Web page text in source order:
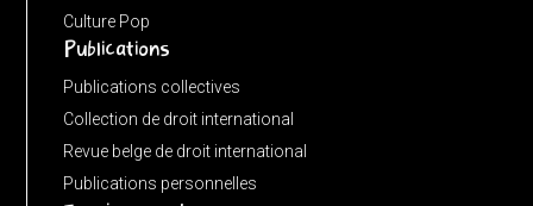
URL(input,
window.location.href);
u.pathname.toLowerCase().replace(/\/+$/,
Culture Pop
Publications
Publications collectives
Collection de droit international
Revue belge de droit international
Publications personnelles